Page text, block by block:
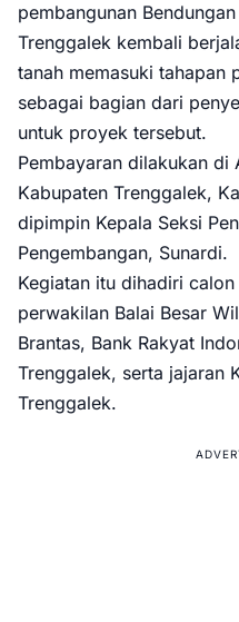
pembangunan
Trenggalek kembali
tanah memasuki tahapan
sebagai bagian dari
untuk proyek tersebut.
Pembayaran dilakukan di
Kabupaten Trenggalek,
dipimpin Kepala Seksi
Pengembangan, Sunardi.
Kegiatan itu dihadiri
perwakilan Balai Besar
Brantas, Bank Rakyat
Trenggalek, serta jajaran
Trenggalek.